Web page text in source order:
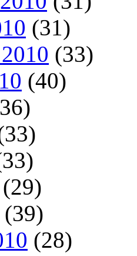
(31)
(33)
(40)
(29)
(39)
(28)